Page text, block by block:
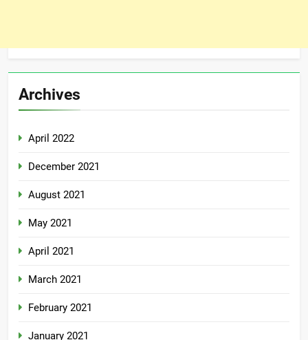
Archives
April 2022
December 2021
August 2021
May 2021
April 2021
March 2021
February 2021
January 2021